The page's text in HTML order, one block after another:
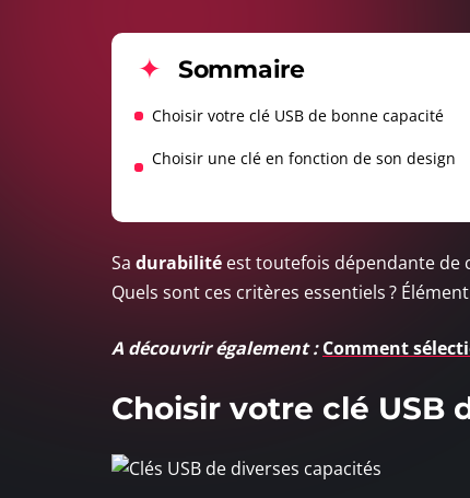
Sommaire
Choisir votre clé USB de bonne capacité
Choisir une clé en fonction de son design
Sa durabilité est toutefois dépendante
Quels sont ces critères essentiels ?
A découvrir également : Comment
Choisir votre clé USB